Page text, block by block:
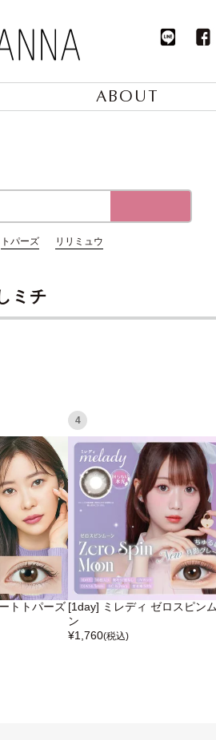
ABOUT
トパーズ リリミュウ
ミチ
トトパーズ
4
[1day] ミレディ ゼロスピン
ン
¥1,760(税込)